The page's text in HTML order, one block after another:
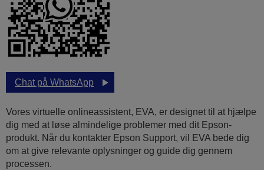
Chat på WhatsApp
Vores virtuelle onlineassistent, EVA, er designet til at hjælpe
dig med at løse almindelige problemer med dit Epson-
produkt. Når du kontakter Epson Support, vil EVA bede dig
om at give relevante oplysninger og guide dig gennem
processen.